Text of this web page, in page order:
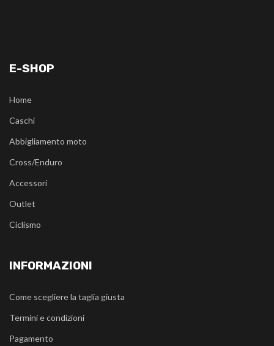
E-SHOP
Home
Caschi
Abbigliamento moto
Cross/Enduro
Accessori
Outlet
Ciclismo
INFORMAZIONI
Come scegliere la taglia giusta
Termini e condizioni
Pagamento